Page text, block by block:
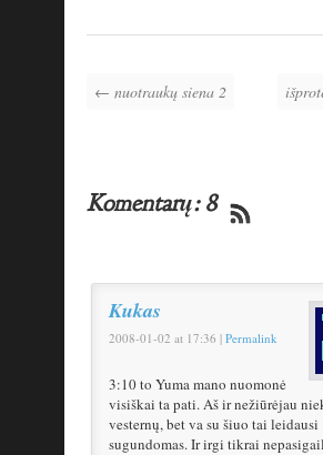
← nuotraukų siena 2
Komentarų: 8
Kukas
2008-01-02 at 17:36 | Permalink
3:10 to Yuma mano nuomonė
visiškai ta pati. Aš ir nežiūrėjau
vesternų, bet va su šiuo tai leidausi
sugundomas. Ir irgi tikrai